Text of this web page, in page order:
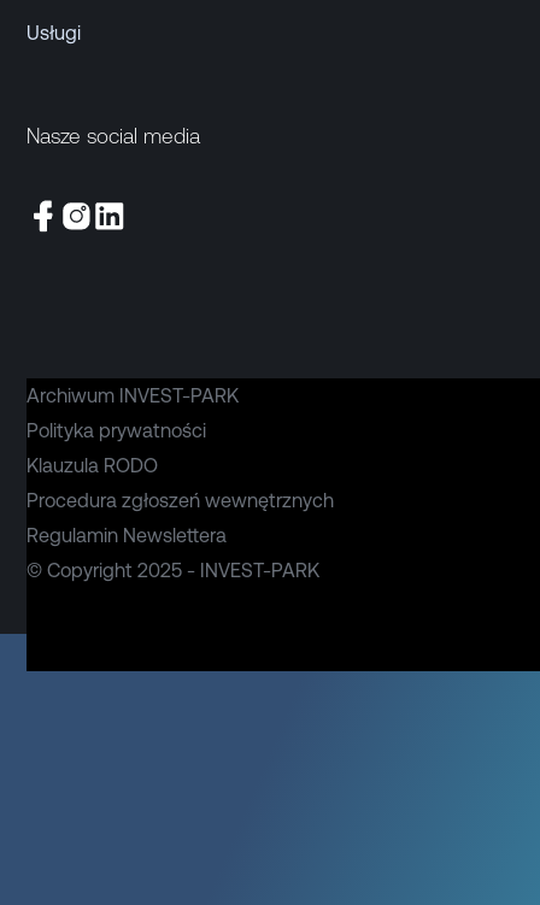
Usługi
Nasze social media
© Copyright 2025 - INVEST-PARK
Archiwum INVEST-PARK
Polityka prywatności
Klauzula RODO
Procedura zgłoszeń wewnętrznych
Regulamin Newslettera